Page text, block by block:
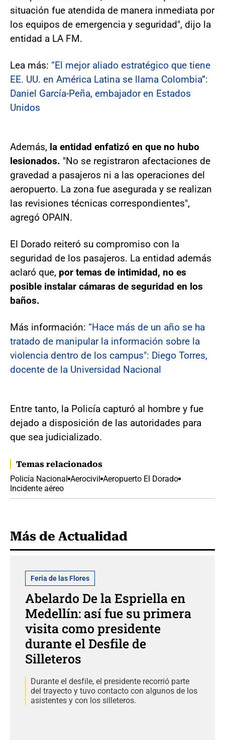
situación fue atendida de manera inmediata por
los equipos de emergencia y seguridad", dijo la
entidad a LA FM.
Lea más: “El mejor aliado estratégico que tiene
EE. UU. en América Latina se llama Colombia”:
Daniel García-Peña, embajador en Estados
Unidos
Además, la entidad enfatizó en que no hubo
lesionados. "No se registraron afectaciones de
gravedad a pasajeros ni a las operaciones del
aeropuerto. La zona fue asegurada y se realizan
las revisiones técnicas correspondientes",
agregó OPAIN.
El Dorado reiteró su compromiso con la
seguridad de los pasajeros. La entidad además
aclaró que, por temas de intimidad, no es
posible instalar cámaras de seguridad en los
baños.
Más información: “Hace más de un año se ha
tratado de manipular la información sobre la
violencia dentro de los campus": Diego Torres,
docente de la Universidad Nacional
Entre tanto, la Policía capturó al hombre y fue
dejado a disposición de las autoridades para
que sea judicializado.
Temas relacionados
Policía Nacional Aerocivil Aeropuerto El Dorado
Incidente aéreo
Más de Actualidad
Feria de las Flores
Abelardo De la Espriella en
Medellín: así fue su primera
visita como presidente
durante el Desfile de
Silleteros
Durante el desfile, el presidente recorrió parte
del trayecto y tuvo contacto con algunos de los
asistentes y con los silleteros.